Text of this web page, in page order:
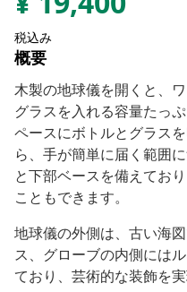
税込み
概要
木製の地球儀を開くと、
グラスを入れる容量たっ
ペースにボトルとグラス
ら、手が簡単に届く範囲
と下部ベースを備えてお
こともできます。
地球儀の外側は、古い海
ス、グローブの内側には
ており、芸術的な装飾を実